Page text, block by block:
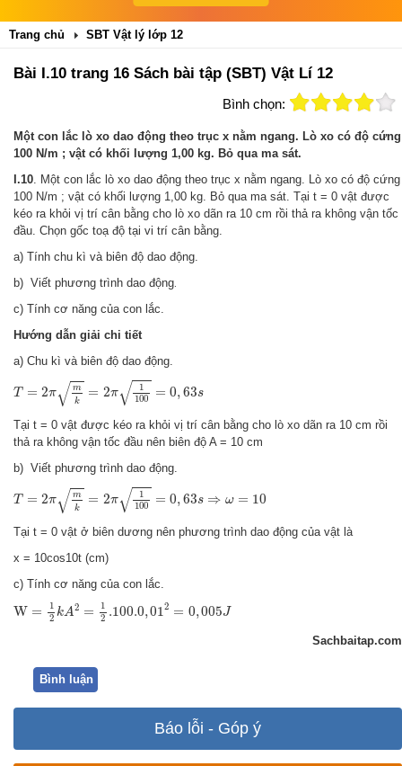
Trang chủ SBT Vật lý lớp 12
Bài I.10 trang 16 Sách bài tập (SBT) Vật Lí 12
Bình chọn:
Một con lắc lò xo dao động theo trục x nằm ngang. Lò xo có độ cứng
100 N/m ; vật có khối lượng 1,00 kg. Bỏ qua ma sát.
I.10. Một con lắc lò xo dao động theo trục x nằm ngang. Lò xo có độ cứng
100 N/m ; vật có khối lượng 1,00 kg. Bỏ qua ma sát. Tại t = 0 vật được
kéo ra khỏi vị trí cân bằng cho lò xo dãn ra 10 cm rồi thả ra không vận tốc
đầu. Chọn gốc toạ độ tại vi trí cân bằng.
a) Tính chu kì và biên độ dao động.
b) Viết phương trình dao động
c) Tính cơ năng của con lắc.
Hướng dẫn giải chi tiết
a) Chu kì và biên độ dao động.
T = 2π√ m
k
= 2π√
1
100
= 0,63s
=2π 0,63s
Tại t = 0 vật được kéo ra khỏi vị trí cân bằng cho lò xo dãn ra 10 cm rồi
thả ra không vận tốc đầu nên biên độ A = 10 cm
b) Viết phương trình dao động.
T = 2π√ m
k
= 2π√
1
100
= 0,63s ⇒ ω = 10
=2π 0,63s
Tại t = 0 vật ở biên dương nên phương trình dao động của vật là
x = 10cos10t (cm)
c) Tính cơ năng của con lắc.
W =
1
2 kA2 =
1
2 .100.0,012 = 0,005J
k = .100 0
Sachbaitap.com
Bình luận
Báo lỗi - Góp ý